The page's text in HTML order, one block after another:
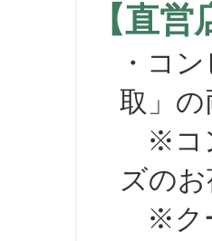
【直
・コン
取」
※コン
ズの
※クー